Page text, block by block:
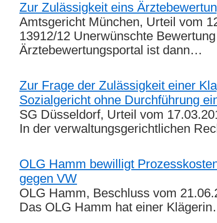
Zur Zulässigkeit eins
Amtsgericht München, Urteil vom
13912/12 Unerwünschte
Ärztebewertungsportal ist dann…
Zur Frage der Zulässigkeit einer
Sozialgericht ohne Durchführung
SG Düsseldorf, Urteil vom
In der verwaltungsgerichtlichen
OLG Hamm bewilligt
gegen VW
OLG Hamm, Beschluss vom
Das OLG Hamm hat einer